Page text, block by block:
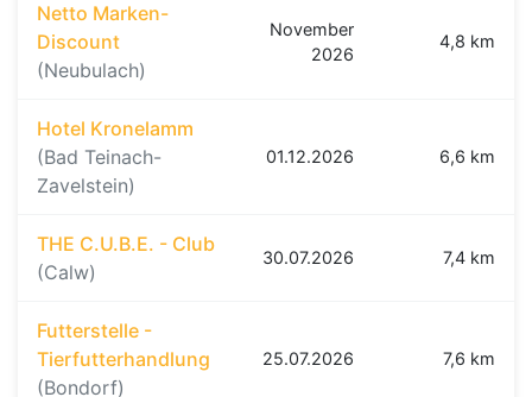
Netto Marken-
Discount
(Neubulach)
November
2026
4,8 km
Hotel Kronelamm
(Bad Teinach-
Zavelstein)
01.12.2026 6,6 km
THE C.U.B.E. - Club
(Calw)
30.07.2026 7,4 km
Futterstelle -
Tierfutterhandlung
(Bondorf)
25.07.2026 7,6 km